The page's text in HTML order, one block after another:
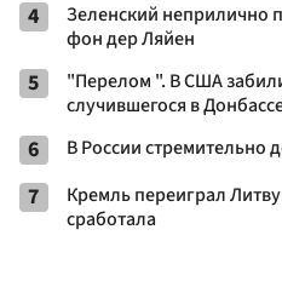
4
Зеленский неприлично
фон дер Ляйен
5
"Перелом ". В США
случившегося в
6 В России стремительно
7
Кремль переиграл
сработала